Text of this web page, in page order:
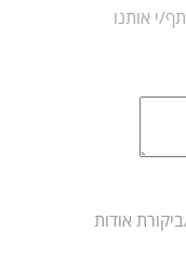
י אותנו
אודות